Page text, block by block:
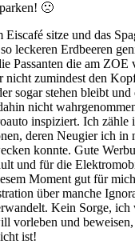
🙁
Eiscafé sitze und das
leckeren Erdbeeren
Passanten die am ZOE
nicht zumindest den
sogar stehen bleibt und
nicht
inspiziert. Ich zähle
deren Neugier ich in
konnte. Gute
und für die
Moment gut für
über manche
Kein Sorge,
vorleben und beweisen,
ist!